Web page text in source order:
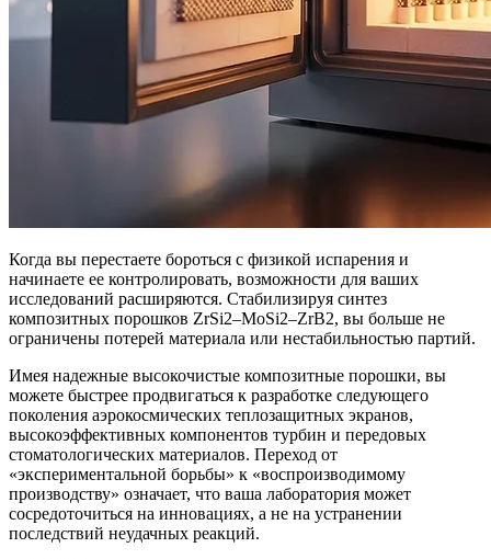
Когда вы перестаете бороться с физикой испарения и
начинаете ее контролировать, возможности для ваших
исследований расширяются. Стабилизируя синтез
композитных порошков ZrSi2–MoSi2–ZrB2, вы больше не
ограничены потерей материала или нестабильностью партий.
Имея надежные высокочистые композитные порошки, вы
можете быстрее продвигаться к разработке следующего
поколения аэрокосмических теплозащитных экранов,
высокоэффективных компонентов турбин и передовых
стоматологических материалов. Переход от
«экспериментальной борьбы» к «воспроизводимому
производству» означает, что ваша лаборатория может
сосредоточиться на инновациях, а не на устранении
последствий неудачных реакций.